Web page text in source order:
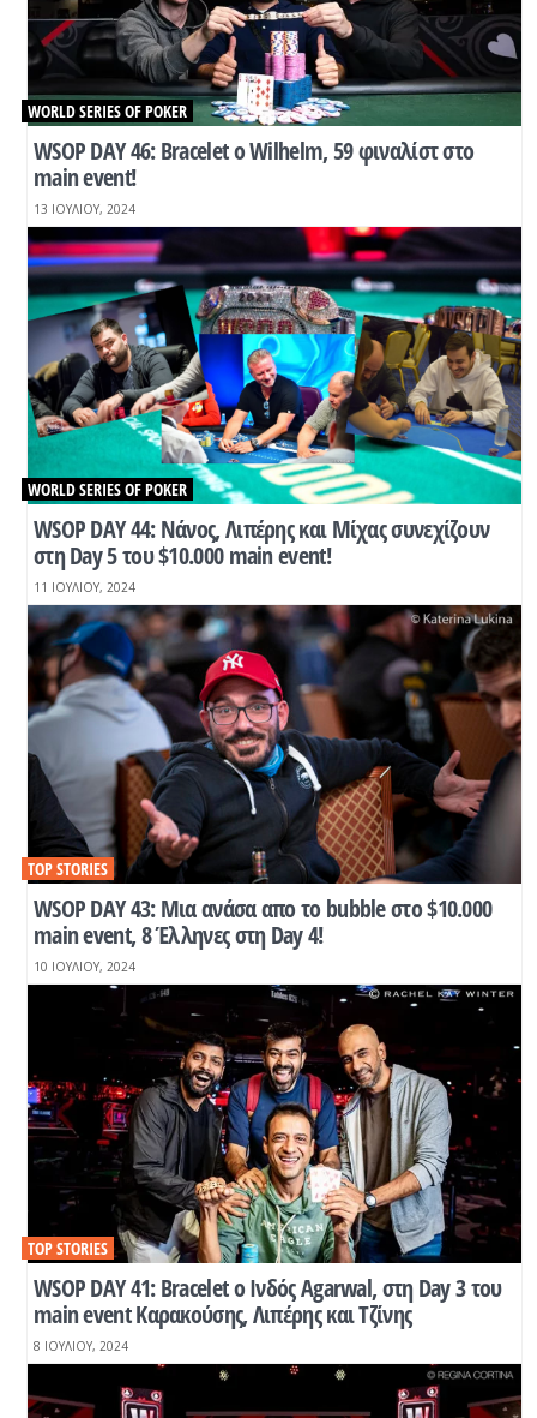
WSOP DAY 46: Βracelet o Wilhelm, 59 φιναλίστ στο
main event!
WORLD SERIES OF POKER
13 ΙΟΥΛΊΟΥ, 2024
WSOP DAY 44: Νάνος, Λιπέρης και Μίχας συνεχίζουν
στη Day 5 του $10.000 main event!
WORLD SERIES OF POKER
11 ΙΟΥΛΊΟΥ, 2024
WSOP DAY 43: Μια ανάσα απο το bubble στο $10.000
main event, 8 Έλληνες στη Day 4!
TOP STORIES
10 ΙΟΥΛΊΟΥ, 2024
WSOP DAY 41: Βracelet o Ινδός Agarwal, στη Day 3 του
main event Καρακούσης, Λιπέρης και Τζίνης
TOP STORIES
8 ΙΟΥΛΊΟΥ, 2024